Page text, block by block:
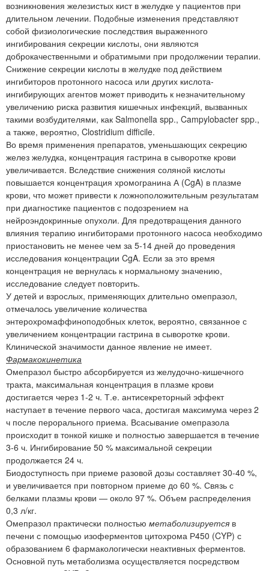
возникновения железистых кист в желудке у пациентов при
длительном лечении. Подобные изменения представляют
собой физиологические последствия выраженного
ингибирования секреции кислоты, они являются
доброкачественными и обратимыми при продолжении терапии.
Снижение секреции кислоты в желудке под действием
ингибиторов протонного насоса или других кислота-
ингибирующих агентов может приводить к незначительному
увеличению риска развития кишечных инфекций, вызванных
такими возбудителями, как Salmonella spp., Campylobacter spp.,
а также, вероятно, Clostridium difficile.
Во время применения препаратов, уменьшающих секрецию
желез желудка, концентрация гастрина в сыворотке крови
увеличивается. Вследствие снижения соляной кислоты
повышается концентрация хромогранина А (CgA) в плазме
крови, что может привести к ложноположительным результатам
при диагностике пациентов с подозрением на
нейроэндокринные опухоли. Для предотвращения данного
влияния терапию ингибиторами протонного насоса необходимо
приостановить не менее чем за 5-14 дней до проведения
исследования концентрации CgA. Если за это время
концентрация не вернулась к нормальному значению,
исследование следует повторить.
У детей и взрослых, применяющих длительно омепразол,
отмечалось увеличение количества
энтерохромаффиноподобных клеток, вероятно, связанное с
увеличением концентрации гастрина в сыворотке крови.
Клинической значимости данное явление не имеет.
Фармакокинетика
Омепразол быстро абсорбируется из желудочно-кишечного
тракта, максимальная концентрация в плазме крови
достигается через 1-2 ч. Т.е. антисекреторный эффект
наступает в течение первого часа, достигая максимума через 2
ч после перорального приема. Всасывание омепразола
происходит в тонкой кишке и полностью завершается в течение
3-6 ч. Ингибирование 50 % максимальной секреции
продолжается 24 ч.
Биодоступность при приеме разовой дозы составляет 30-40 %,
и увеличивается при повторном приеме до 60 %. Связь с
белками плазмы крови — около 97 %. Объем распределения
0,3 л/кг.
Омепразол практически полностью метаболизируется в
печени с помощью изоферментов цитохрома Р450 (CYP) с
образованием 6 фармакологически неактивных ферментов.
Основной путь метаболизма осуществляется посредством